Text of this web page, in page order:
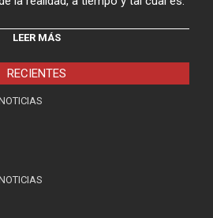
LEER MÁS
RECIENTES